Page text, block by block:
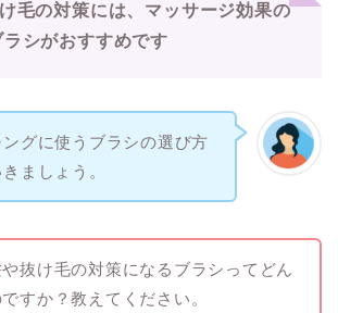
毛の対策には、マッサージ効果の
シがおすすめです
グに使うブラシの選び方
ましょう。
抜け毛の対策になるブラシってどん
すか？教えてください。